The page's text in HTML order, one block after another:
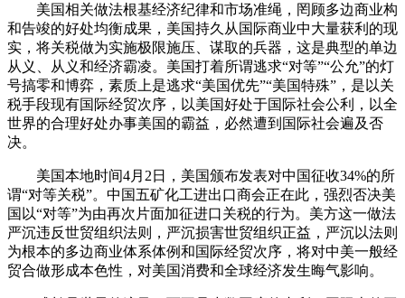
美国相关做法根基经济纪律和市场准绳，罔顾多边商业构
和告竣的好处均衡成果，美国持久从国际商业中大量获利的现
实，将关税做为实施极限施压、谋取的兵器，这是典型的单边
从义、从义和经济霸凌。美国打着所谓逃求“对等”“公允”的灯
号搞零和博弈，素质上是逃求“美国优先”“美国特殊”，是以关
税手段现有国际经贸次序，以美国好处于国际社会公利，以全
世界的合理好处办事美国的霸益，必然遭到国际社会遍及否
决。
美国本地时间4月2日，美国颁布发表对中国征收34%的所
谓“对等关税”。中国五矿化工进出口商会正在此，强烈否决美
国以“对等”为由再次片面加征进口关税的行为。美方这一做法
严沉违反世贸组织法则，严沉损害世贸组织正益，严沉以法则
为根本的多边商业体系体例和国际经贸次序，将对中美一般经
贸合做形成本色性，对美国消费和全球经济发生晦气影响。